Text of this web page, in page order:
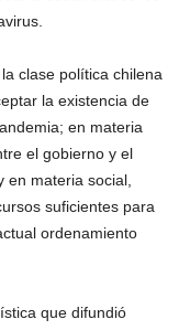
clase política chilena
la existencia de
en materia
el gobierno y el
en materia social,
suficientes para
ordenamiento
que difundió